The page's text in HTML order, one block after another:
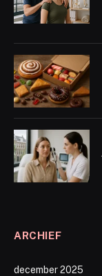
ARCHIEF
december 2025